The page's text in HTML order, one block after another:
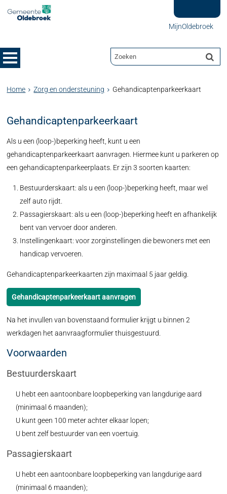
MijnOldebroek
Home Zorg en ondersteuning Gehandicaptenparkeerkaart
Gehandicaptenparkeerkaart
Als u een (loop-)beperking heeft, kunt u een
gehandicaptenparkeerkaart aanvragen. Hiermee kunt u parkeren op
een gehandicaptenparkeerplaats. Er zijn 3 soorten kaarten:
Bestuurderskaart: als u een (loop-)beperking heeft, maar wel
zelf auto rijdt.
Passagierskaart: als u een (loop-)beperking heeft en afhankelijk
bent van vervoer door anderen.
Instellingenkaart: voor zorginstellingen die bewoners met een
handicap vervoeren.
Gehandicaptenparkeerkaarten zijn maximaal 5 jaar geldig.
Gehandicaptenparkeerkaart aanvragen
Na het invullen van bovenstaand formulier krijgt u binnen 2
werkdagen het aanvraagformulier thuisgestuurd.
Voorwaarden
Bestuurderskaart
U hebt een aantoonbare loopbeperking van langdurige aard
(minimaal 6 maanden);
U kunt geen 100 meter achter elkaar lopen;
U bent zelf bestuurder van een voertuig.
Passagierskaart
U hebt een aantoonbare loopbeperking van langdurige aard
(minimaal 6 maanden);